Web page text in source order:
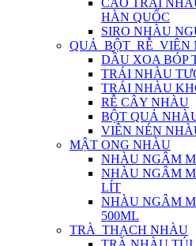
CAO TRÁI
HÀN QUỐC
SIRO NHÀU
QUẢ_BỘT_RỄ_VIÊN
DẦU XOA BÓP
TRÁI NHÀU
TRÁI NHÀU
RỄ CÂY NHÀU
BỘT QUẢ
VIÊN NÉN
MẬT ONG NHÀU
NHÀU NGÂM
NHÀU NGÂM
LÍT
NHÀU NGÂM
500ML
TRÀ_THẠCH NHÀU